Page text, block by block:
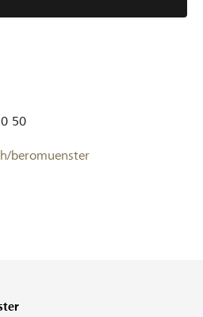
50
beromuenster